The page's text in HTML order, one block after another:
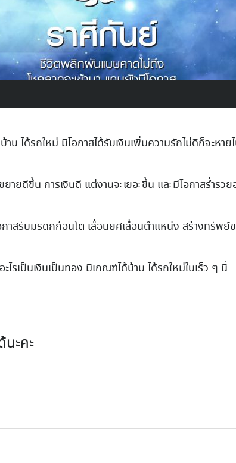
ได้รถใหม่ มีโอกาสได้รับเงินเพิ่มความรักไม่ดีก็จะหา
ยดีขึ้น การเงินดี แต่งานจะเยอะขึ้น และมีโอกาสร่ำรว
าสรับมรดกก้อนโต เลื่อนยศเลื่อนตำแหน่ง สร้างทรัพย์
เป็นเงินเป็นทอง มีเกณฑ์ได้บ้าน ได้รถใหม่ในเร็ว ๆ นี้
ะคะ